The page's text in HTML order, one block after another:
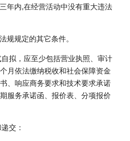
政法规规定的其它条件。
月依法缴纳税收和社会保障资金
、响应商务要求和技术要求承诺
服务承诺函、报价表、分项报价
递交：